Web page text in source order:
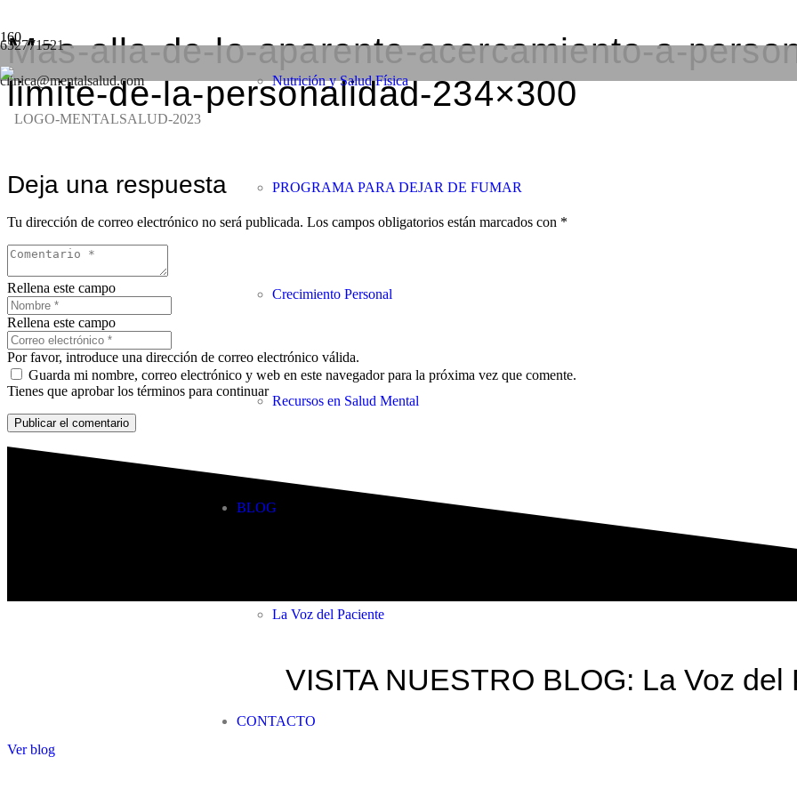
652771521
clinica@mentalsalud.com Nutrición y Salud Física
PROGRAMA PARA DEJAR DE FUMAR
Crecimiento Personal
Recursos en Salud Mental
BLOG
La Voz del Paciente
CONTACTO
Mas-alla-de-lo-aparente-acercamiento-a-
limite-de-la-personalidad-234×300
Deja una respuesta
Tu dirección de correo electrónico no será publicada. Los campos obligatorios están marcados con *
Rellena este campo
Rellena este campo
Por favor, introduce una dirección de correo electrónico válida.
Guarda mi nombre, correo electrónico y web en este navegador para la próxima vez que comente.
Tienes que aprobar los términos para continuar
Publicar el comentario
VISITA NUESTRO BLOG: La Voz del
Ver blog